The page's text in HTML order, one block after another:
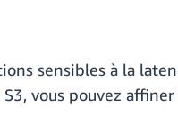
sensibles à la
vous pouvez